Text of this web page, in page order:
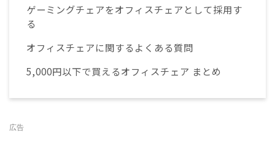
ゲーミングチェアをオフィスチェアとして採用す
る
オフィスチェアに関するよくある質問
5,000円以下で買えるオフィスチェア まとめ
広告